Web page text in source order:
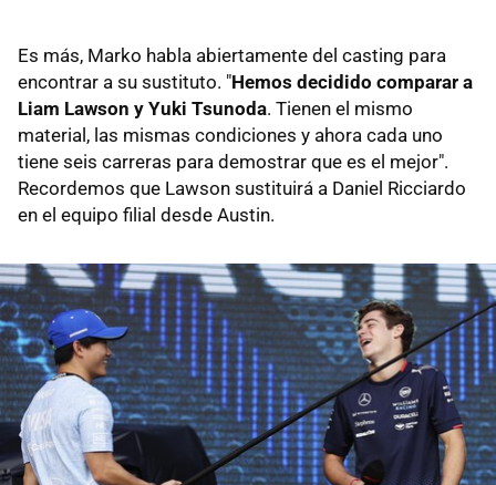
Es más, Marko habla abiertamente del casting para
encontrar a su sustituto. "Hemos decidido comparar a
Liam Lawson y Yuki Tsunoda. Tienen el mismo
material, las mismas condiciones y ahora cada uno
tiene seis carreras para demostrar que es el mejor".
Recordemos que Lawson sustituirá a Daniel Ricciardo
en el equipo filial desde Austin.